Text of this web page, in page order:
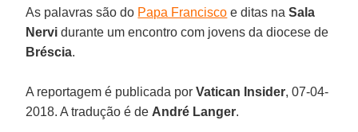
As palavras são do Papa Francisco e ditas naSala
Nervi durante um encontro com jovens da diocese de
Bréscia.
A reportagem é publicada porVatican Insider, 07-04-
2018. A tradução é de André Langer.